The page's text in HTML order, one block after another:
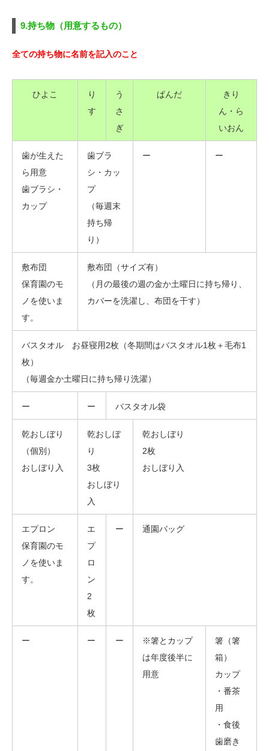
9.持ち物（用意するもの）
全ての持ち物に名前を記入のこと
ひよこ
り
す
う
さ
ぎ
ぱんだ
きり
ん・ら
いおん
歯が生えた
ら用意
歯ブラシ・
カップ
歯ブラ
シ・カッ
プ
（毎週末
持ち帰
り）
ー ー
敷布団
保育園のモ
ノを使いま
す。
敷布団（サイズ有）
（月の最後の週の金か土曜日に持ち帰り、
カバーを洗濯し、布団を干す）
バスタオル お昼寝用2枚（冬期間はバスタオル1枚＋毛布1
枚）
（毎週金か土曜日に持ち帰り洗濯）
ー ー バスタオル袋
乾おしぼり
（個別）
おしぼり入
乾おしぼ
り
3枚
おしぼり
入
乾おしぼり
2枚
おしぼり入
エプロン
保育園のモ
ノを使いま
す。
エ
プ
ロ
ン
2
枚
ー 通園バッグ
ー ー ー
※箸とカップ
は年度後半に
用意
箸（箸
箱）
カップ
・番茶
用
・食後
歯磨き